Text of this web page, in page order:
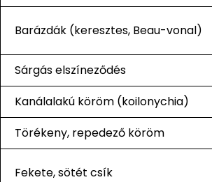
Barázdák (keresztes, Beau-vonal)
Sárgás elszíneződés
Kanálalakú köröm (koilonychia)
Törékeny, repedező köröm
Fekete, sötét csík